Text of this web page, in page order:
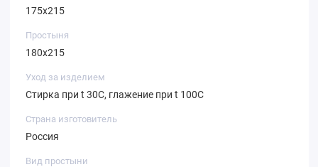
175х215
Простыня
180х215
Уход за изделием
Стирка при t 30С, глажение при t 100С
Страна изготовитель
Россия
Вид простыни